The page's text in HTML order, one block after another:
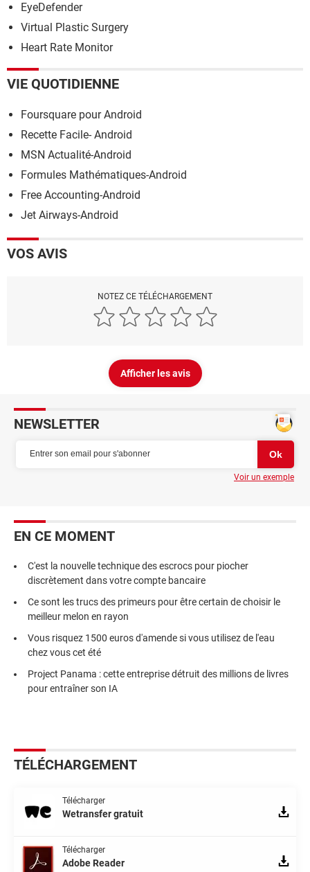
EyeDefender
Virtual Plastic Surgery
Heart Rate Monitor
VIE QUOTIDIENNE
Foursquare pour Android
Recette Facile- Android
MSN Actualité-Android
Formules Mathématiques-Android
Free Accounting-Android
Jet Airways-Android
VOS AVIS
NOTEZ CE TÉLÉCHARGEMENT
Afficher les avis
NEWSLETTER
Voir un exemple
EN CE MOMENT
C'est la nouvelle technique des escrocs pour piocher
discrètement dans votre compte bancaire
Ce sont les trucs des primeurs pour être certain de choisir le
meilleur melon en rayon
Vous risquez 1500 euros d'amende si vous utilisez de l'eau
chez vous cet été
Project Panama : cette entreprise détruit des millions de livres
pour entraîner son IA
TÉLÉCHARGEMENT
Télécharger
Wetransfer gratuit
Télécharger
Adobe Reader